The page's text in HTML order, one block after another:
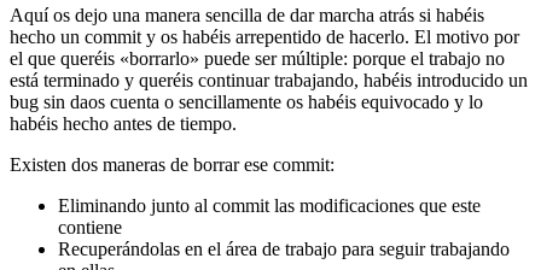
Aquí os dejo una manera sencilla de dar marcha atrás si habéis
hecho un commit y os habéis arrepentido de hacerlo. El motivo por
el que queréis «borrarlo» puede ser múltiple: porque el trabajo no
está terminado y queréis continuar trabajando, habéis introducido un
bug sin daos cuenta o sencillamente os habéis equivocado y lo
habéis hecho antes de tiempo.
Existen dos maneras de borrar ese commit:
Eliminando junto al commit las modificaciones que este
contiene
Recuperándolas en el área de trabajo para seguir trabajando